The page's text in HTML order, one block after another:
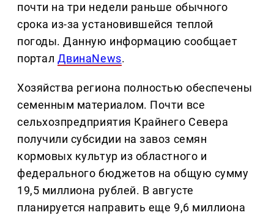
почти на три недели раньше обычного
срока из-за установившейся теплой
погоды. Данную информацию сообщает
портал ДвинаNews.
Хозяйства региона полностью обеспечены
семенным материалом. Почти все
сельхозпредприятия Крайнего Севера
получили субсидии на завоз семян
кормовых культур из областного и
федерального бюджетов на общую сумму
19,5 миллиона рублей. В августе
планируется направить еще 9,6 миллиона